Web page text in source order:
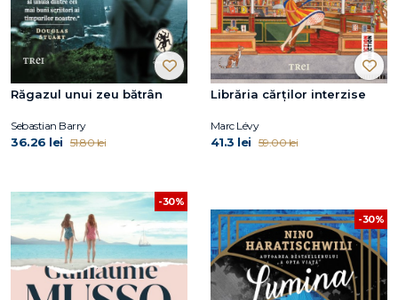
Răgazul unui zeu bătrân
Sebastian Barry
36.26 lei 51.80 lei
Librăria cărților interzise
Marc Lévy
41.3 lei 59.00 lei
-30%
-30%